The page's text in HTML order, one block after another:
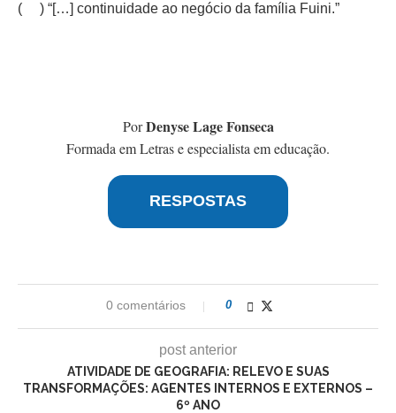
( ) “[…] continuidade ao negócio da família Fuini.”
PorDenyse Lage Fonseca
Formada em Letras e especialista em educação.
RESPOSTAS
0 comentários 0
post anterior
ATIVIDADE DE GEOGRAFIA: RELEVO E SUAS
TRANSFORMAÇÕES: AGENTES INTERNOS E EXTERNOS –
6º ANO